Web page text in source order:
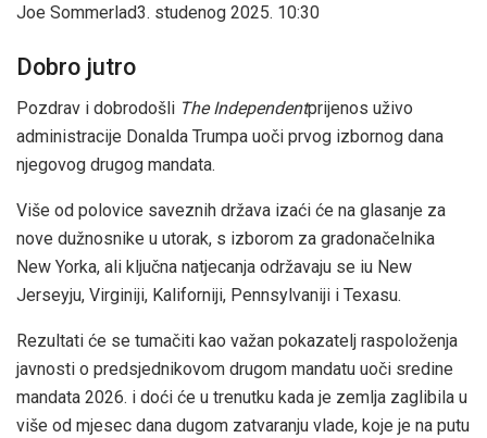
Joe Sommerlad3. studenog 2025. 10:30
Dobro jutro
Pozdrav i dobrodošli The Independentprijenos uživo
administracije Donalda Trumpa uoči prvog izbornog dana
njegovog drugog mandata.
Više od polovice saveznih država izaći će na glasanje za
nove dužnosnike u utorak, s izborom za gradonačelnika
New Yorka, ali ključna natjecanja održavaju se iu New
Jerseyju, Virginiji, Kaliforniji, Pennsylvaniji i Texasu.
Rezultati će se tumačiti kao važan pokazatelj raspoloženja
javnosti o predsjednikovom drugom mandatu uoči sredine
mandata 2026. i doći će u trenutku kada je zemlja zaglibila u
više od mjesec dana dugom zatvaranju vlade, koje je na putu